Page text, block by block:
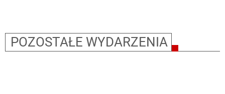
POZOSTAŁE WYDARZENIA